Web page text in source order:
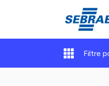
Filtre